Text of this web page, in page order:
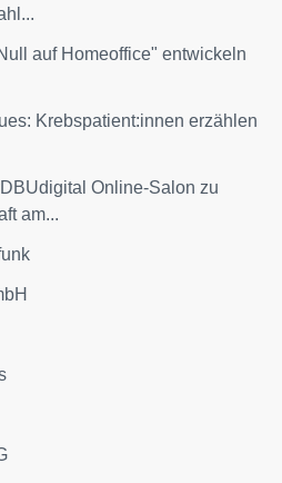
auf Homeoffice" entwickeln
Krebspatient:innen erzählen
Online-Salon zu
am...